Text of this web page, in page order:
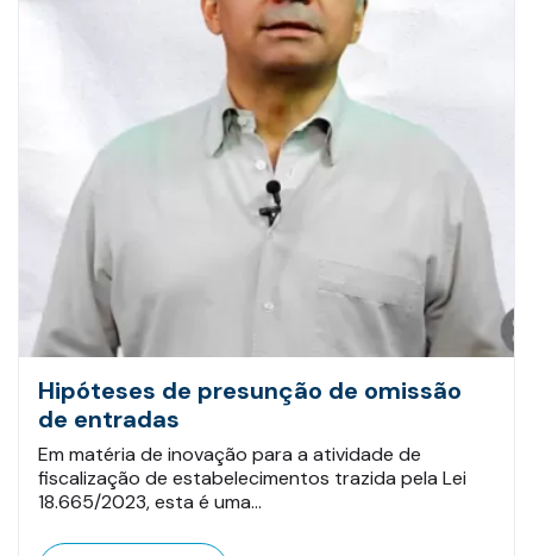
Hipóteses de presunção de omissão
de entradas
Em matéria de inovação para a atividade de
fiscalização de estabelecimentos trazida pela Lei
18.665/2023, esta é uma…